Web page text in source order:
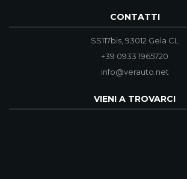
CONTATTI
SS117bis, 93012 Gela CL
+39 0933 1965720
info@verauto.net
VIENI A TROVARCI